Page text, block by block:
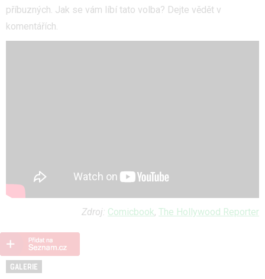
příbuzných. Jak se vám líbí tato volba? Dejte vědět v
komentářích.
Zdroj: Comicbook, The Hollywood Reporter
GALERIE